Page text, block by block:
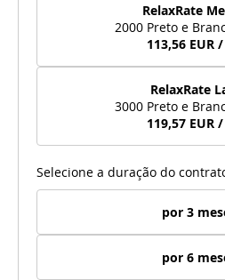
RelaxRate
2000 Preto e
113,56 EUR
RelaxRate
3000 Preto e
119,57 EUR
Selecione a duração do
por 3
por 6